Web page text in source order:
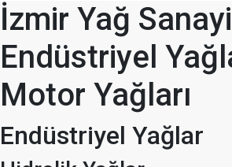
İzmir Yağ
Endüstriyel
Motor Yağları
Endüstriyel Yağlar